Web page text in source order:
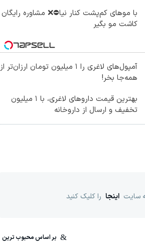
با موهای کم‌پشت کنار نیا⛔️❌ مشاوره رایگان
کاشت مو بگیر
آمپول‌های لاغری را ۱ میلیون تومان ارزان‌تر از
همه‌جا بخر!
بهترین قیمت داروهای لاغری، با ۱ میلیون
تخفیف و ارسال از داروخانه‌
سایت اینجا را کلیک کنید